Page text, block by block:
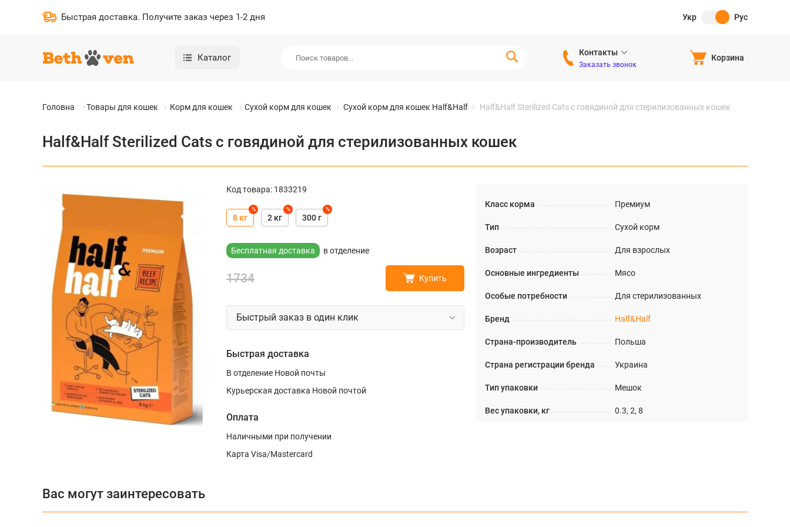
Быстрая доставка. Получите заказ через 1-2 дня Укр Рус
Каталог
Контакты
Заказать звонок
Корзина
Головна Товары для кошек Корм для кошек Сухой корм для кошек Сухой корм для кошек Half&Half Half&Half Sterilized Cats с говядиной для стерилизованных кошек
Half&Half Sterilized Cats с говядиной для стерилизованных кошек
Код товара: 1833219
8 кг
%
2 кг
%
300 г
%
Бесплатная доставка в отделение
1734 Купить
Быстрый заказ в один клик
Быстрая доставка
В отделение Новой почты
Курьерская доставка Новой почтой
Оплата
Наличными при получении
Карта Visa/Mastercard
Класс корма Премиум
Тип Сухой корм
Возраст Для взрослых
Основные ингредиенты Мясо
Особые потребности Для стерилизованных
Бренд Half&Half
Страна-производитель Польша
Страна регистрации бренда Украина
Тип упаковки Мешок
Вес упаковки, кг 0.3, 2, 8
Вас могут заинтересовать